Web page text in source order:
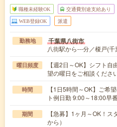
職種未経験OK 交通費別途支給あり
WEB登録OK 派遣
勤務地 千葉県八街市
八街駅から---分／榎戸(
曜日頻度
【週2日～OK】シフト
望の曜日をご相談ください
時間
【1日5時間～OK】ご希
ト例日勤 9:00～18:00早
期間
【急募】1ヶ月～OK！
から）